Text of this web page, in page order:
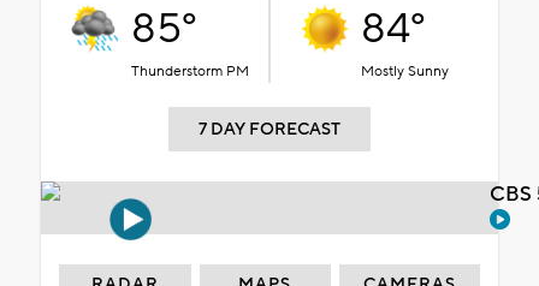
85°
Thunderstorm PM
84°
Mostly Sunny
7 DAY FORECAST